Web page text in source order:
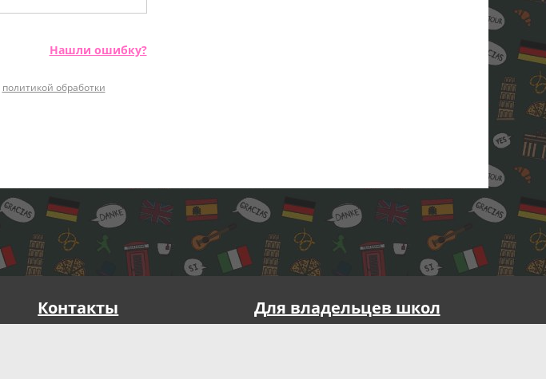
Нашли ошибку?
политикой обработки
Контакты
Для владельцев школ